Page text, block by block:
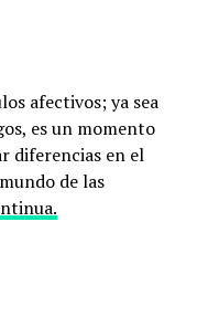
afectivos; ya sea
es un momento
diferencias en el
de las